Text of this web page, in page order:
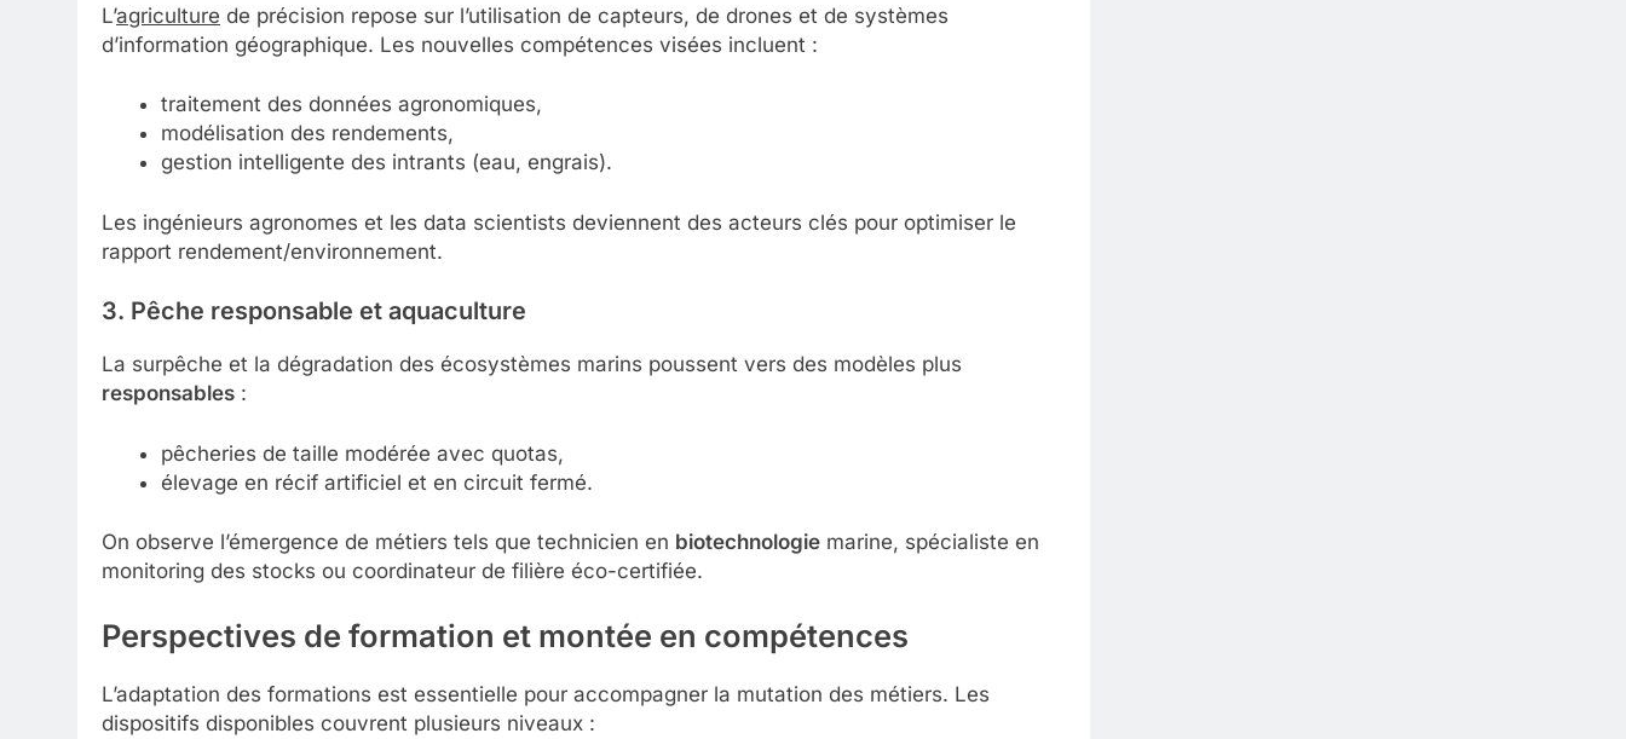
L’agriculture de précision repose sur l’utilisation de capteurs, de drones et de systèmes
d’information géographique. Les nouvelles compétences visées incluent :
traitement des données agronomiques,
modélisation des rendements,
gestion intelligente des intrants (eau, engrais).
Les ingénieurs agronomes et les data scientists deviennent des acteurs clés pour optimiser le
rapport rendement/environnement.
3. Pêche responsable et aquaculture
La surpêche et la dégradation des écosystèmes marins poussent vers des modèles plus
responsables :
pêcheries de taille modérée avec quotas,
élevage en récif artificiel et en circuit fermé.
On observe l’émergence de métiers tels que technicien en biotechnologie marine, spécialiste en
monitoring des stocks ou coordinateur de filière éco-certifiée.
Perspectives de formation et montée en compétences
L’adaptation des formations est essentielle pour accompagner la mutation des métiers. Les
dispositifs disponibles couvrent plusieurs niveaux :